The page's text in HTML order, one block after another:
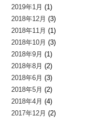
2019年1月 (1)
2018年12月 (3)
2018年11月 (1)
2018年10月 (3)
2018年9月 (1)
2018年8月 (2)
2018年6月 (3)
2018年5月 (2)
2018年4月 (4)
2017年12月 (2)